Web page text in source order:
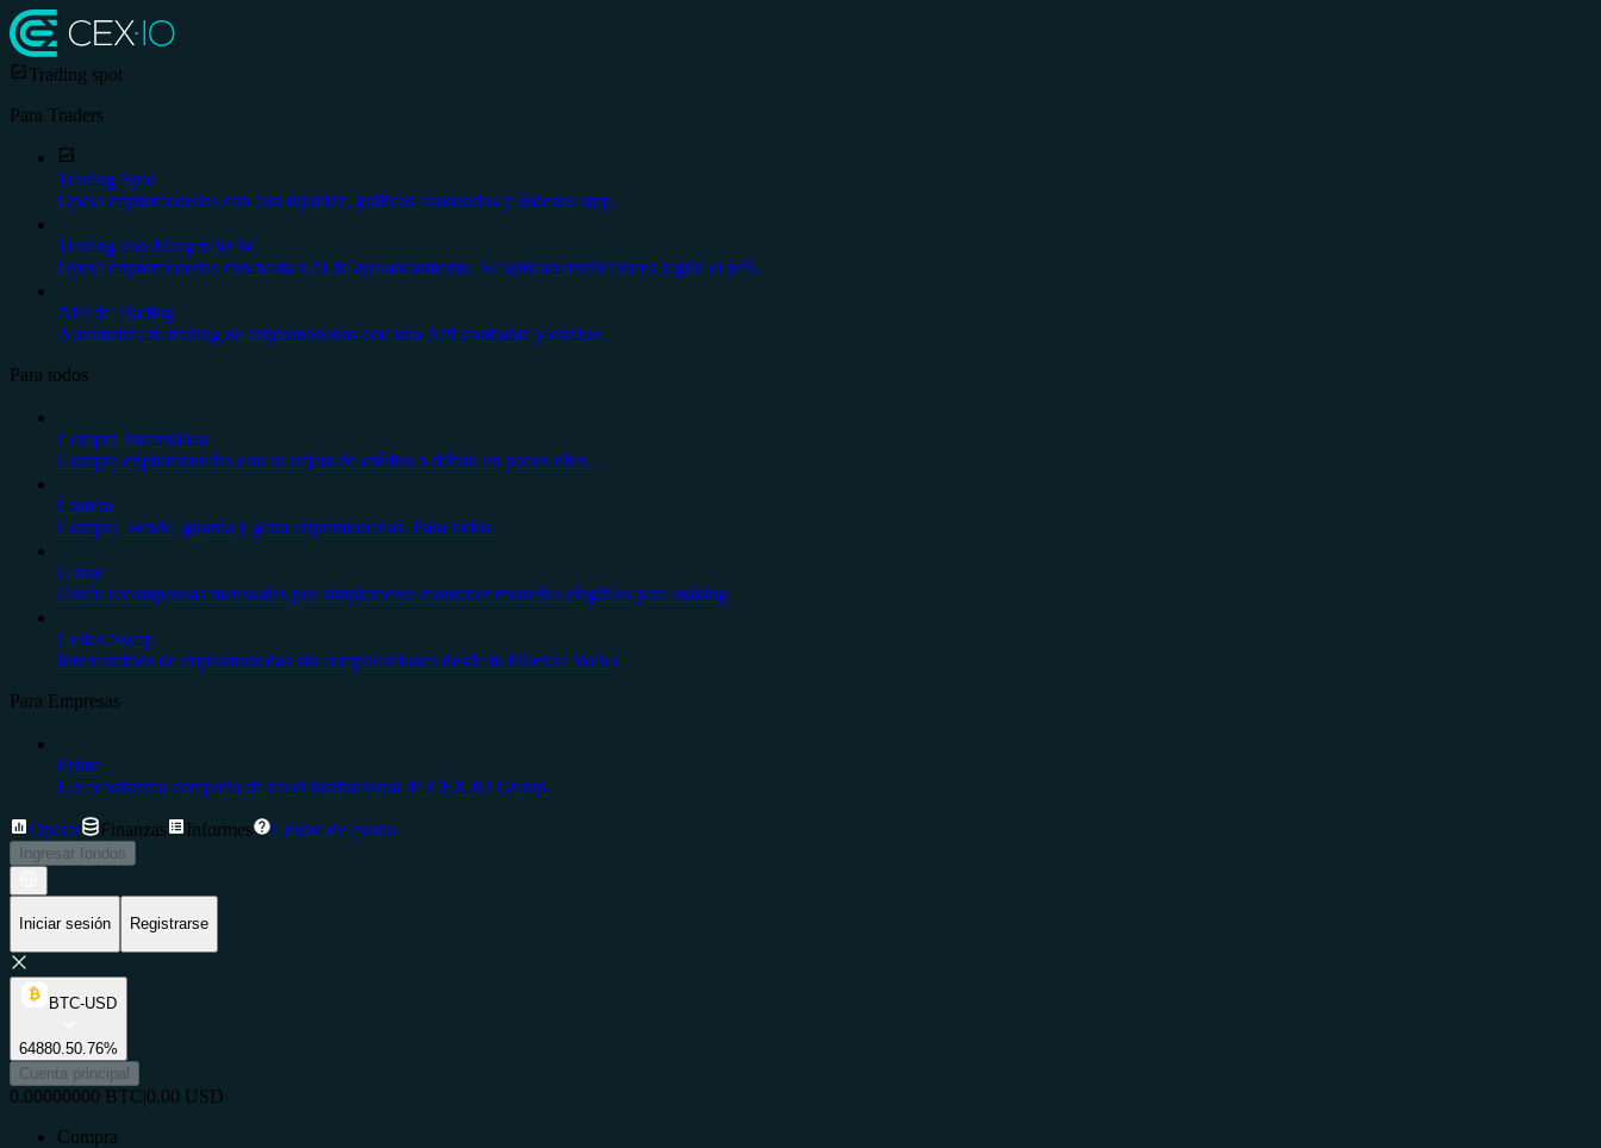
Trading spot
Para Traders
Trading Spot
Opera criptomonedas con alta liquidez, gráficos avanzados y órdenes stop.
Trading con MargenNEW
Opera criptomonedas con hasta x20 de apalancamiento. Se aplican restricciones según el país.
API de Trading
Automatiza tu trading de criptomonedas con una API confiable y estable.
Para todos
Compra Instantánea
Compra criptomonedas con tu tarjeta de crédito o débito en pocos clics.
Cartera
Compra, vende, guarda y gana criptomonedas. Para todos.
Ganar
Obtén recompensas mensuales por simplemente mantener monedas elegibles para staking.
Cedex Swap
Intercambios de criptomonedas sin complicaciones desde tu billetera Web3
Para Empresas
Prime
Un ecosistema completo de nivel institucional de CEX.IO Group.
Operar Finanzas Informes Centro de ayuda
Ingresar fondos
Iniciar sesión Registrarse
BTC-USD
64880.50.76%
Cuenta principal
0.00000000 BTC|0.00 USD
Compra